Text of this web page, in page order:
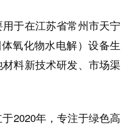
于在江苏省常州市天宁
氧化物水电解）设备生
料新技术研发、市场渠
于2020年，专注于绿色高